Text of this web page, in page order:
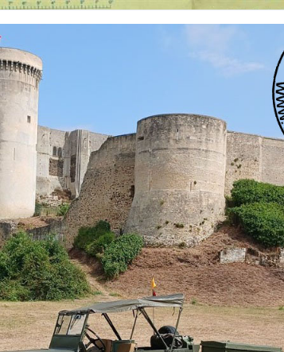
époques. De nombreuses rubriques sont à votre disposition pour